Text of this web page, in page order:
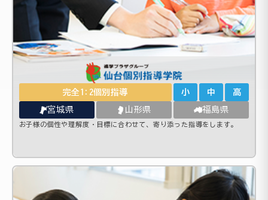
完全1:2個別指導 小 中 高
宮城県 山形県 福島県
お子様の個性や理解度・目標に合わせて、寄り添った指導をします。